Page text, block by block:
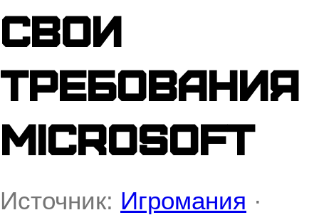
свои
требования
Microsoft
Источник: Игромания ·